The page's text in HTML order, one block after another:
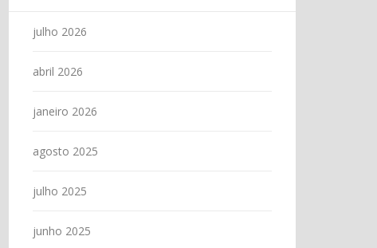
julho 2026
abril 2026
janeiro 2026
agosto 2025
julho 2025
junho 2025